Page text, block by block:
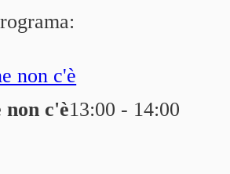
soci!
non c'è13:00 - 14:00